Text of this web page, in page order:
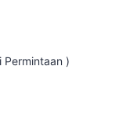
Permintaan )